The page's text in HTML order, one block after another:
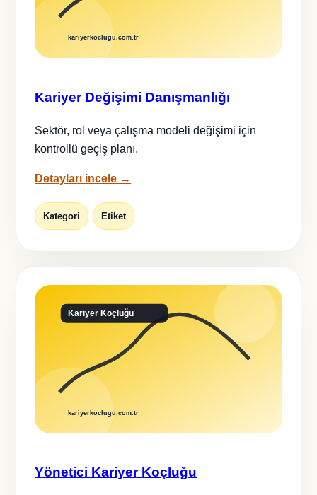
Kariyer Değişimi Danışmanlığı
Sektör, rol veya çalışma modeli değişimi için
kontrollü geçiş planı.
Detayları incele →
Kategori Etiket
Yönetici Kariyer Koçluğu